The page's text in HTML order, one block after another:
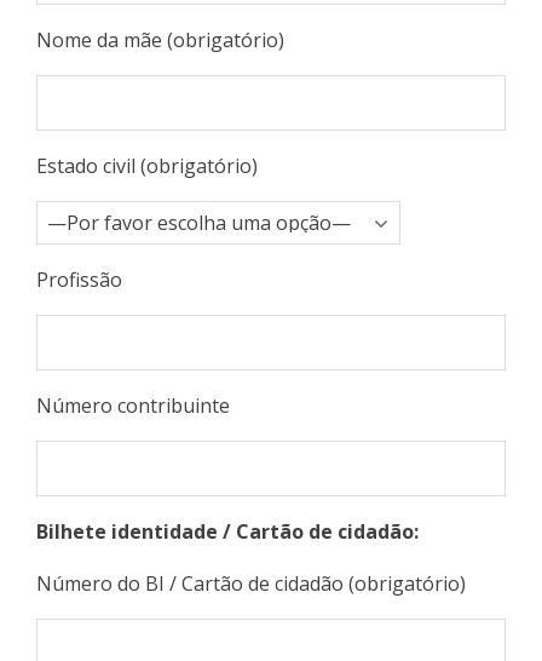
Nome da mãe (obrigatório)
Estado civil (obrigatório)
Profissão
Número contribuinte
Bilhete identidade / Cartão de cidadão:
Número do BI / Cartão de cidadão (obrigatório)